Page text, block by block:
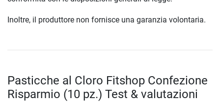
Inoltre, il produttore non fornisce una garanzia volontaria.
Pasticche al Cloro Fitshop Confezione
Risparmio (10 pz.) Test & valutazioni